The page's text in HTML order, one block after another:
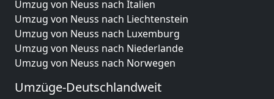
Umzug von Neuss nach Italien
Umzug von Neuss nach Liechtenstein
Umzug von Neuss nach Luxemburg
Umzug von Neuss nach Niederlande
Umzug von Neuss nach Norwegen
Umzüge-Deutschlandweit